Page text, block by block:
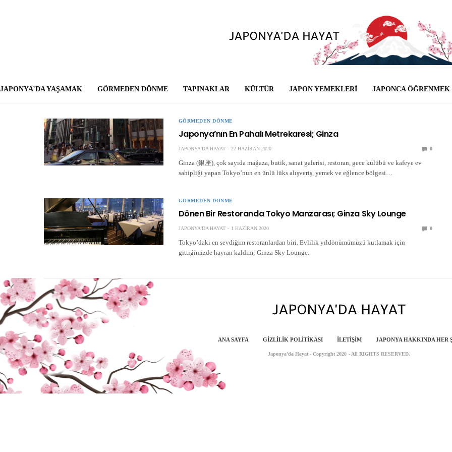
JAPONYA’DA YAŞAMAK GÖRMEDEN DÖNME TAPINAKLAR KÜLTÜR JAPON YEMEKLERI JAPONCA ÖĞRENMEK
GÖRMEDEN DÖNME
Japonya’nın En Pahalı Metrekaresi; Ginza
JAPONYA'DA HAYAT 22 HAZIRAN 2020 0
Ginza (銀座), çok sayıda mağaza, butik, sanat galerisi, restoran, gece kulübü ve kafeye ev
sahipliği yapan Tokyo’nun en ünlü lüks alışveriş, yemek ve eğlence bölgesi…
GÖRMEDEN DÖNME
Dönen Bir Restoranda Tokyo Manzarası; Ginza Sky Lounge
JAPONYA'DA HAYAT 1 HAZIRAN 2020 0
Tokyo’daki en sevdiğim restoranlardan biri. Evlilik yıldönümümüzü kutlamak için
gittiğimizde hayran kaldım; Ginza Sky Lounge.
ANA SAYFA GIZLILIK POLITIKASI İLETIŞIM JAPONYA HAKKINDA HER
Japonya'da Hayat - Copyright 2020 - All RIGHTS RESERVED.